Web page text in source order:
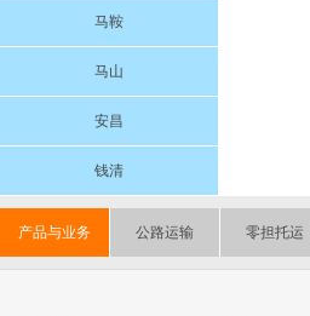
马鞍
马山
安昌
钱清
产品与业务 公路运输 零担托运